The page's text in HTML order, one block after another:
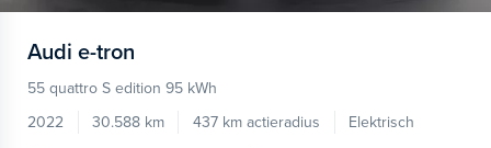
Audi e-tron
55 quattro S edition 95 kWh
2022
30.588 km 437 km actieradius
Elektrisch